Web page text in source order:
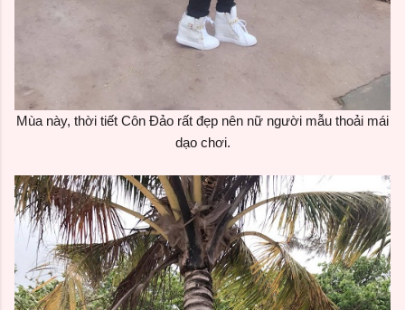
Mùa này, thời tiết Côn Đảo rất đẹp nên nữ người mẫu thoải mái
dạo chơi.